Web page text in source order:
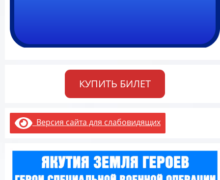
КУПИТЬ БИЛЕТ
Версия сайта для слабовидящих